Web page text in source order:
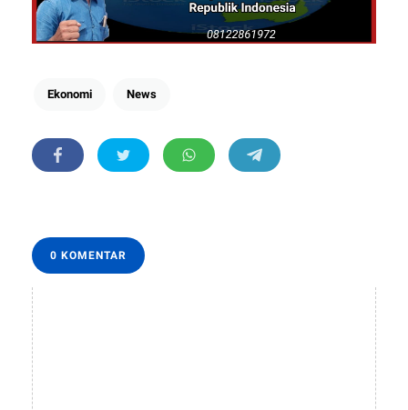
Ekonomi News
0 KOMENTAR